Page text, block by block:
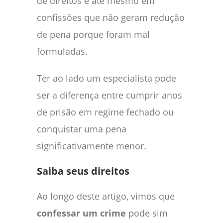
confissões que não geram redução
de pena porque foram mal
formuladas.
Ter ao lado um especialista pode
ser a diferença entre cumprir anos
de prisão em regime fechado ou
conquistar uma pena
significativamente menor.
Saiba seus direitos
Ao longo deste artigo, vimos que
confessar um crime pode sim